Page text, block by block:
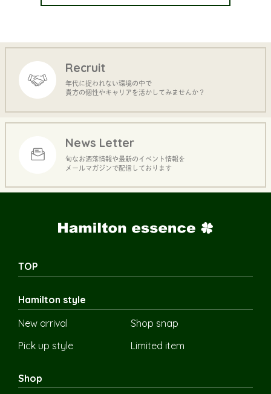
Recruit
年代に捉われない環境の中で
貴方の個性やキャリアを活かしてみませんか？
News Letter
旬なお洒落情報や最新のイベント情報を
メールマガジンで配信しております
TOP
Hamilton style
New arrival
Shop snap
Pick up style
Limited item
Shop